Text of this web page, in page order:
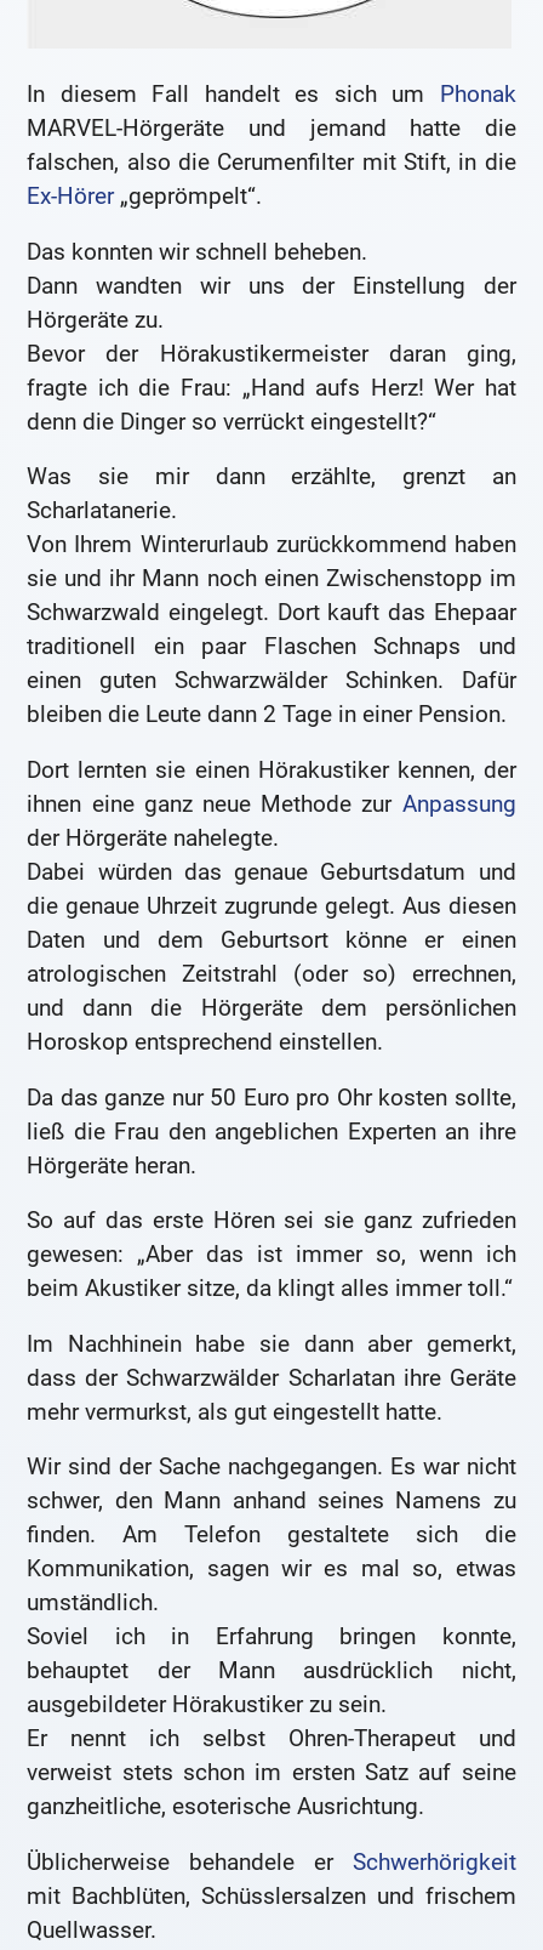
In diesem Fall handelt es sich um Phonak
MARVEL-Hörgeräte und jemand hatte die
falschen, also die Cerumenfilter mit Stift, in die
Ex-Hörer„geprömpelt“.
Das konnten wir schnell beheben.
Dann wandten wir uns der Einstellung der
Hörgeräte zu.
Bevor der Hörakustikermeister daran ging,
fragte ich die Frau: „Hand aufs Herz! Wer hat
denn die Dinger so verrückt eingestellt?“
Was sie mir dann erzählte, grenzt an
Scharlatanerie.
Von Ihrem Winterurlaub zurückkommend haben
sie und ihr Mann noch einen Zwischenstopp im
Schwarzwald eingelegt. Dort kauft das Ehepaar
traditionell ein paar Flaschen Schnaps und
einen guten Schwarzwälder Schinken. Dafür
bleiben die Leute dann 2 Tage in einer Pension.
Dort lernten sie einen Hörakustiker kennen, der
ihnen eine ganz neue Methode zur Anpassung
der Hörgeräte nahelegte.
Dabei würden das genaue Geburtsdatum und
die genaue Uhrzeit zugrunde gelegt. Aus diesen
Daten und dem Geburtsort könne er einen
atrologischen Zeitstrahl (oder so) errechnen,
und dann die Hörgeräte dem persönlichen
Horoskop entsprechend einstellen.
Da das ganze nur 50 Euro pro Ohr kosten sollte,
ließ die Frau den angeblichen Experten an ihre
Hörgeräte heran.
So auf das erste Hören sei sie ganz zufrieden
gewesen: „Aber das ist immer so, wenn ich
beim Akustiker sitze, da klingt alles immer toll.“
Im Nachhinein habe sie dann aber gemerkt,
dass der Schwarzwälder Scharlatan ihre Geräte
mehr vermurkst, als gut eingestellt hatte.
Wir sind der Sache nachgegangen. Es war nicht
schwer, den Mann anhand seines Namens zu
finden. Am Telefon gestaltete sich die
Kommunikation, sagen wir es mal so, etwas
umständlich.
Soviel ich in Erfahrung bringen konnte,
behauptet der Mann ausdrücklich nicht,
ausgebildeter Hörakustiker zu sein.
Er nennt ich selbst Ohren-Therapeut und
verweist stets schon im ersten Satz auf seine
ganzheitliche, esoterische Ausrichtung.
Üblicherweise behandele er Schwerhörigkeit
mit Bachblüten, Schüsslersalzen und frischem
Quellwasser.